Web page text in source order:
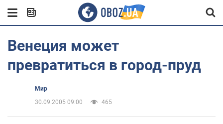
Венеция может
превратиться в город-пруд
Мир
30.09.2005 09:00
465